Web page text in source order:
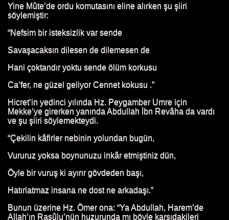
Yine Mûte’de ordu komutasını eline alırken şu şiiri
söylemiştir:
“Nefsim bir isteksizlik var sende
Savaşacaksın dilesen de dilemesen de
Hani çoktandır yoktu sende ölüm korkusu
Ca’fer, ne güzel geliyor Cennet kokusu .”
Hicret’in yedinci yılında Hz. Peygamber Umre için
Mekke’ye girerken yanında Abdullah İbn Revâha da vardı
ve şu şiiri söylemekteydi.
“Çekilin kâfirler nebinin yolundan bugün,
Vururuz yoksa boynunuzu inkâr etmiştiniz dün,
Öyle bir vuruş ki ayırır gövdeden başı,
Hatırlatmaz insana ne dost ne arkadaşı.”
Bunun üzerine Hz. Ömer ona: “Ya Abdullah, Harem’de
Allah’ın Rasûlu’nün huzurunda mı böyle karşıdakileri
HAYATI
HAYATI